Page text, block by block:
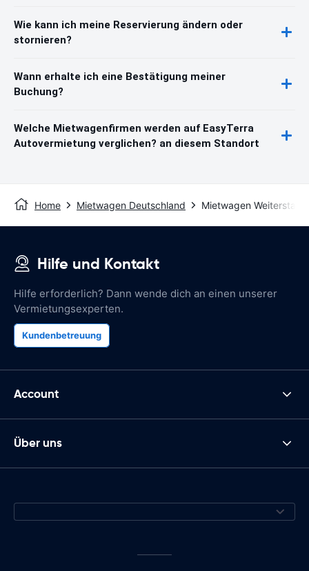
Wie kann ich meine Reservierung ändern oder
stornieren?
Wann erhalte ich eine Bestätigung meiner
Buchung?
Welche Mietwagenfirmen werden auf EasyTerra
Autovermietung verglichen? an diesem Standort
Home Mietwagen Deutschland Mietwagen Weiterstadt
Hilfe und Kontakt
Hilfe erforderlich? Dann wende dich an einen unserer
Vermietungsexperten.
Kundenbetreuung
Account
Über uns